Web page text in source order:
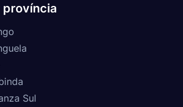
província
Sul